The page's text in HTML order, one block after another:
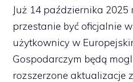
Już 14 października 2025
przestanie być oficjalnie
użytkownicy w
Gospodarczym będą
rozszerzone aktualizacje